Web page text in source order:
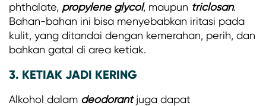
phthalate, propylene glycol, maupun triclosan.
Bahan-bahan ini bisa menyebabkan iritasi pada
kulit, yang ditandai dengan kemerahan, perih, dan
bahkan gatal di area ketiak.
3. KETIAK JADI KERING
Alkohol dalam deodorantjuga dapat